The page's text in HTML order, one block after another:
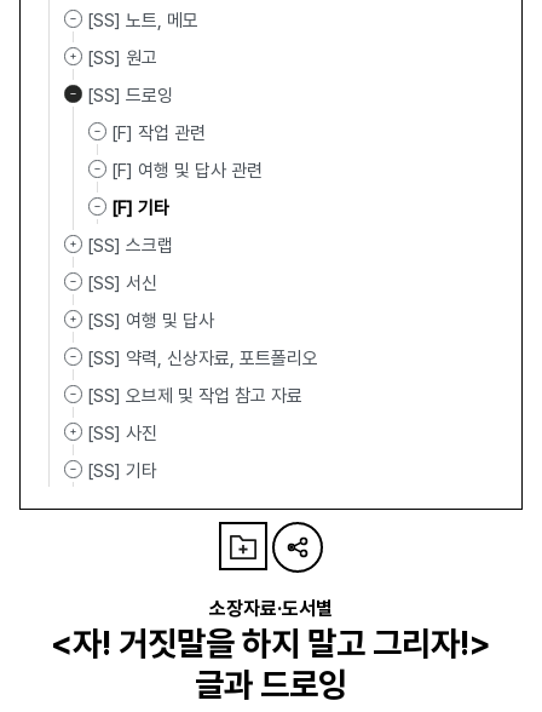
[SS] 노트, 메모
[SS] 원고
[SS] 드로잉
[F] 작업 관련
[F] 여행 및 답사 관련
[F] 기타
[SS] 스크랩
[SS] 서신
[SS] 여행 및 답사
[SS] 약력, 신상자료, 포트폴리오
[SS] 오브제 및 작업 참고 자료
[SS] 사진
[SS] 기타
소장자료·도서별
<자! 거짓말을 하지 말고 그리자!>
글과 드로잉